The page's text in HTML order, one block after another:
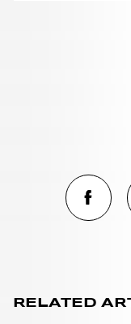
RELATED